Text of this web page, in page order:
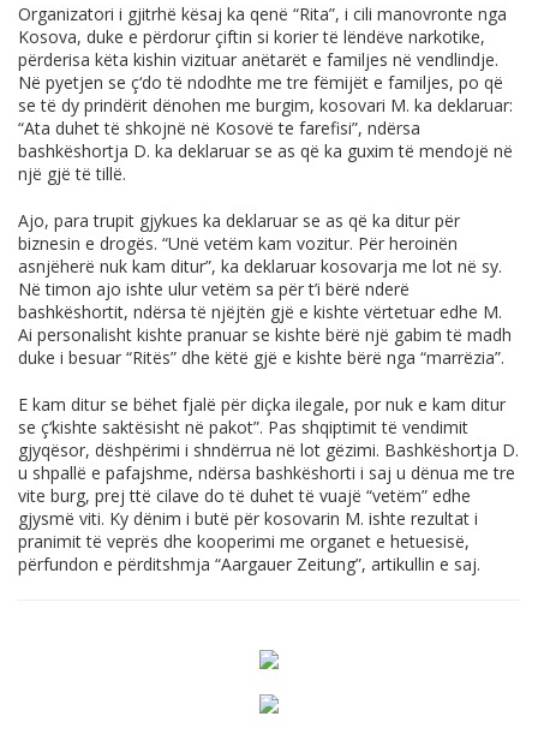
Organizatori i gjitrhë kësaj ka qenë “Rita”, i cili manovronte nga
Kosova, duke e përdorur çiftin si korier të lëndëve narkotike,
përderisa këta kishin vizituar anëtarët e familjes në vendlindje.
Në pyetjen se ç‘do të ndodhte me tre fëmijët e familjes, po që
se të dy prindërit dënohen me burgim, kosovari M. ka deklaruar:
“Ata duhet të shkojnë në Kosovë te farefisi”, ndërsa
bashkëshortja D. ka deklaruar se as që ka guxim të mendojë në
një gjë të tillë.
Ajo, para trupit gjykues ka deklaruar se as që ka ditur për
biznesin e drogës. “Unë vetëm kam vozitur. Për heroinën
asnjëherë nuk kam ditur”, ka deklaruar kosovarja me lot në sy.
Në timon ajo ishte ulur vetëm sa për t’i bërë nderë
bashkëshortit, ndërsa të njëjtën gjë e kishte vërtetuar edhe M.
Ai personalisht kishte pranuar se kishte bërë një gabim të madh
duke i besuar “Ritës” dhe këtë gjë e kishte bërë nga “marrëzia”.
E kam ditur se bëhet fjalë për diçka ilegale, por nuk e kam ditur
se ç‘kishte saktësisht në pakot”. Pas shqiptimit të vendimit
gjyqësor, dëshpërimi i shndërrua në lot gëzimi. Bashkëshortja D.
u shpallë e pafajshme, ndërsa bashkëshorti i saj u dënua me tre
vite burg, prej ttë cilave do të duhet të vuajë “vetëm” edhe
gjysmë viti. Ky dënim i butë për kosovarin M. ishte rezultat i
pranimit të veprës dhe kooperimi me organet e hetuesisë,
përfundon e përditshmja “Aargauer Zeitung”, artikullin e saj.